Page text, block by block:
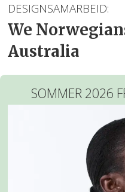
DESIGNSAMARBEID:
We
Australia
SOMMER 2026